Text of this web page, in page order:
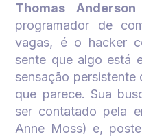
Thomas Anderson
programador de
vagas, é o hacker
sente que algo está
sensação persistente
que parece. Sua
ser contatado pela
Anne Moss) e,